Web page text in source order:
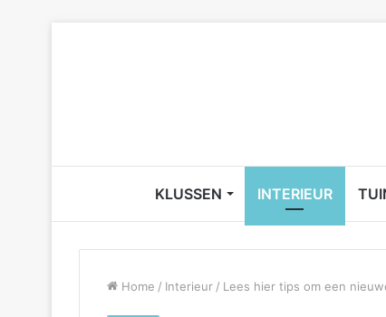
KLUSSEN INTERIEUR
Home / Interieur / Lees hier tips om een